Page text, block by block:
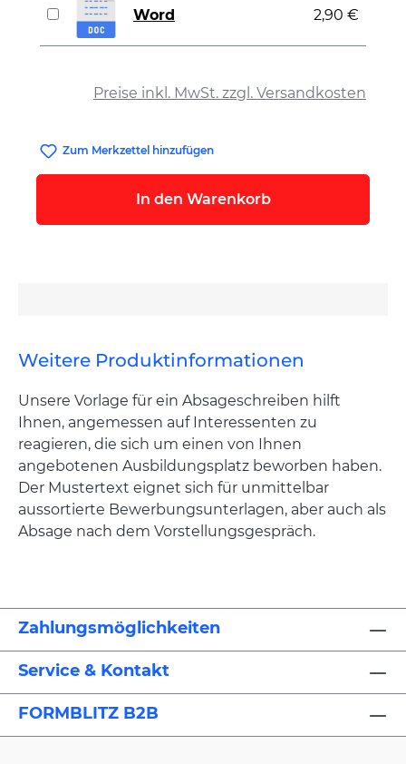
Preise inkl. MwSt. zzgl. Versandkosten
Word 2,90 €
Zum Merkzettel hinzufügen
In den Warenkorb
Weitere Produktinformationen
Unsere Vorlage für ein Absageschreiben hilft
Ihnen, angemessen auf Interessenten zu
reagieren, die sich um einen von Ihnen
angebotenen Ausbildungsplatz beworben haben.
Der Mustertext eignet sich für unmittelbar
aussortierte Bewerbungsunterlagen, aber auch als
Absage nach dem Vorstellungsgespräch.
Zahlungsmöglichkeiten
Service & Kontakt
FORMBLITZ B2B